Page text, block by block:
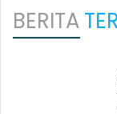
BERITA